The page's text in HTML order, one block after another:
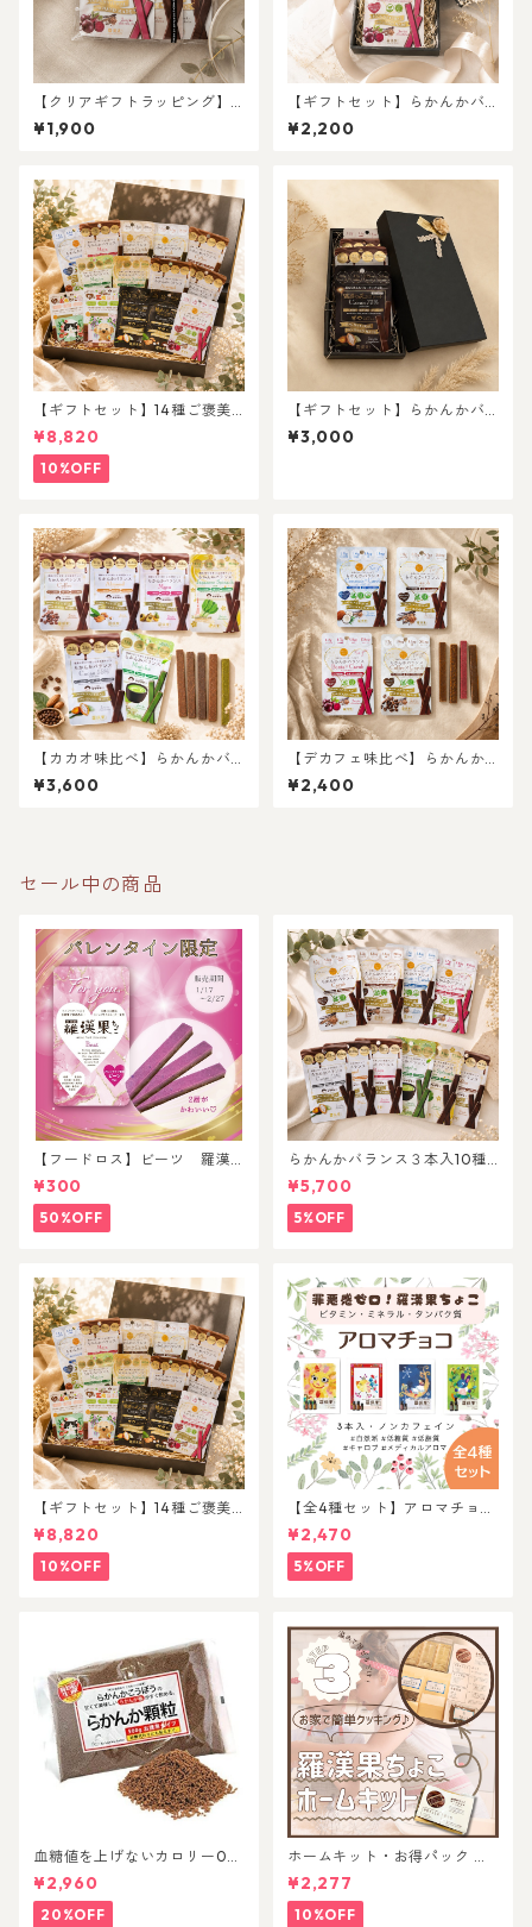
【クリアギフトラッピング】
らかんかバランス3種アソート
セット
¥1,900
【ギフトセット】らかんかバ
ランス3種アソートセット
¥2,200
【ギフトセット】14種ご褒美
アソートセット
¥8,820
10%OFF
【ギフトセット】らかんかバ
ランス3種+魅惑のチョコレー
トセット
¥3,000
【カカオ味比べ】らかんかバ
ランス6種セット
¥3,600
【デカフェ味比べ】らかんか
バランス4種セット
¥2,400
セール中の商品
【フードロス】ビーツ 羅漢
果チョコレート
¥300
50%OFF
らかんかバランス３本入10種
セット
¥5,700
5%OFF
【ギフトセット】14種ご褒美
アソートセット
¥8,820
10%OFF
【全4種セット】アロマチョコ
３本入
¥2,470
5%OFF
血糖値を上げないカロリー0の
甘味料！体質改善&免疫力UP
する羅漢果顆粒
¥2,960
20%OFF
ホームキット・お得パック 各
種
¥2,277
10%OFF